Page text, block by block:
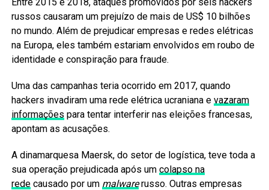
russos causaram um prejuízo de mais de US$ 10 bilhões
no mundo. Além de prejudicar empresas e redes elétricas
na Europa, eles também estariam envolvidos em roubo de
identidade e conspiração para fraude.
Uma das campanhas teria ocorrido em 2017, quando
hackers invadiram uma rede elétrica ucraniana e vazaram
informações para tentar interferir nas eleições francesas,
apontam as acusações.
A dinamarquesa Maersk, do setor de logística, teve toda a
sua operação prejudicada após um colapso na
redecausado por um malware russo. Outras empresas